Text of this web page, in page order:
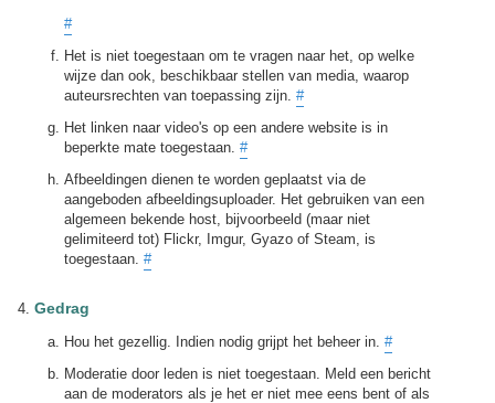
#
Het is niet toegestaan om te vragen naar het, op welke
wijze dan ook, beschikbaar stellen van media, waarop
auteursrechten van toepassing zijn. #
Het linken naar video's op een andere website is in
beperkte mate toegestaan. #
Afbeeldingen dienen te worden geplaatst via de
aangeboden afbeeldingsuploader. Het gebruiken van een
algemeen bekende host, bijvoorbeeld (maar niet
gelimiteerd tot) Flickr, Imgur, Gyazo of Steam, is
toegestaan. #
Gedrag
Hou het gezellig. Indien nodig grijpt het beheer in. #
Moderatie door leden is niet toegestaan. Meld een bericht
aan de moderators als je het er niet mee eens bent of als